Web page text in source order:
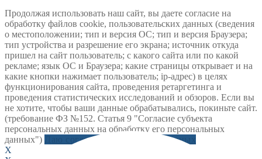
Продолжая использовать наш сайт, вы даете согласие на
обработку файлов cookie, пользовательских данных (сведения
о местоположении; тип и версия ОС; тип и версия Браузера;
тип устройства и разрешение его экрана; источник откуда
пришел на сайт пользователь; с какого сайта или по какой
рекламе; язык ОС и Браузера; какие страницы открывает и на
какие кнопки нажимает пользователь; ip-адрес) в целях
функционирования сайта, проведения ретаргетинга и
проведения статистических исследований и обзоров. Если вы
не хотите, чтобы ваши данные обрабатывались, покиньте сайт.
(требование ФЗ №152. Статья 9 "Согласие субъекта
персональных данных на обработку его персональных
данных")
Даю согласие на обработку данных
X